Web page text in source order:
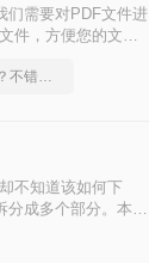
们需要对PDF文件进
件，方便您的文档
word文档怎么转pdf？不错的软件推荐
不知道该如何下
分成多个部分。本文